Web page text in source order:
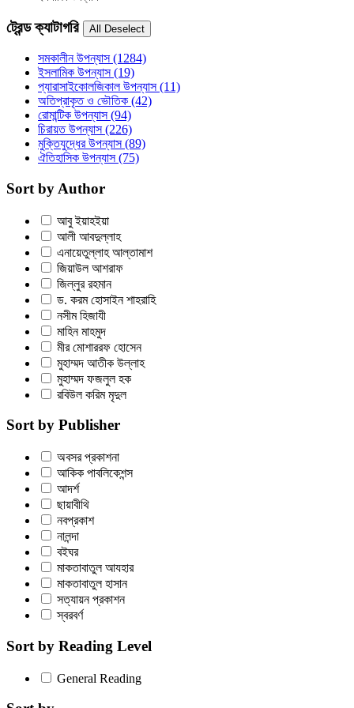
ট্রেন্ড ক্যাটাগরি
সমকালীন উপন্যাস(1284)
ইসলামিক উপন্যাস(19)
প্যারাসাইকোলজিকাল উপন্যাস(11)
অতিপ্রাকৃত ও ভৌতিক (42)
রোমান্টিক উপন্যাস(94)
চিরায়ত উপন্যাস(226)
মুক্তিযুদ্ধের উপন্যাস(89)
ঐতিহাসিক উপন্যাস(75)
Sort by Author
আবু ইয়াহইয়া
আলী আবদুল্লাহ
এনায়েতুল্লাহ আল্‌তামাশ
জিয়াউল আশরাফ
জিল্‌লুর রহমান
ড. করম হোসাইন শাহরাহি
নসীম হিজাযী
মাহিন মাহমুদ
মীর মোশাররফ হোসেন
মুহাম্মদ আতীক উল্লাহ
মুহাম্মদ ফজলুল হক
রবিউল করিম মৃদুল
Sort by Publisher
অবসর প্রকাশনা
আকিক পাবলিকেশন্স
আদর্শ
ছায়াবীথি
নবপ্রকাশ
নালন্দা
বইঘর
মাকতাবাতুল আযহার
মাকতাবাতুল হাসান
সত্যায়ন প্রকাশন
স্বরবর্ণ
Sort by Reading Level
General Reading